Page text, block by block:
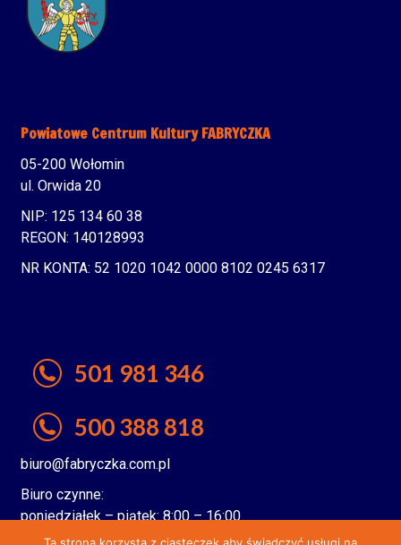
Powiatowe Centrum Kultury FABRYCZKA
05-200 Wołomin
ul. Orwida 20
NIP: 125 134 60 38
REGON: 140128993
NR KONTA: 52 1020 1042 0000 8102 0245 6317
501 981 346
500 388 818
biuro@fabryczka.com.pl
Biuro czynne:
poniedziałek – piątek: 8:00 – 16:00